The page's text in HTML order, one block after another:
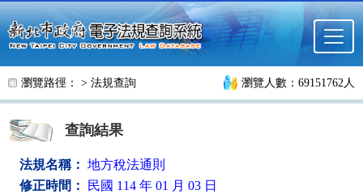
跳至主要內容
瀏覽路徑： > 法規查詢 瀏覽人數：69151762人
查詢結果
法規名稱： 地方稅法通則
修正時間：
民國 114 年 01 月 03 日